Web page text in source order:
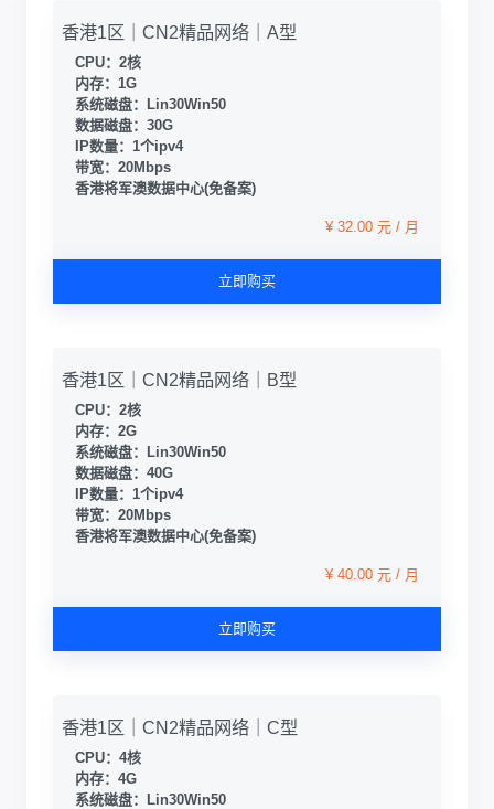
香港1区｜CN2精品网络｜A型
CPU：2核
内存：1G
系统磁盘：Lin30Win50
数据磁盘：30G
IP数量：1个ipv4
带宽：20Mbps
香港将军澳数据中心(免备案)
¥ 32.00 元 / 月
立即购买
香港1区｜CN2精品网络｜B型
CPU：2核
内存：2G
系统磁盘：Lin30Win50
数据磁盘：40G
IP数量：1个ipv4
带宽：20Mbps
香港将军澳数据中心(免备案)
¥ 40.00 元 / 月
立即购买
香港1区｜CN2精品网络｜C型
CPU：4核
内存：4G
系统磁盘：Lin30Win50